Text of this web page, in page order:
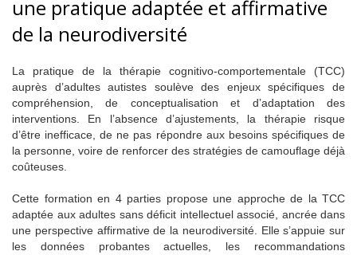
une pratique adaptée et affirmative
de la neurodiversité
La pratique de la thérapie cognitivo-comportementale (TCC)
auprès d’adultes autistes soulève des enjeux spécifiques de
compréhension, de conceptualisation et d’adaptation des
interventions. En l’absence d’ajustements, la thérapie risque
d’être inefficace, de ne pas répondre aux besoins spécifiques de
la personne, voire de renforcer des stratégies de camouflage déjà
coûteuses.
Cette formation en 4 parties propose une approche de la TCC
adaptée aux adultes sans déficit intellectuel associé, ancrée dans
une perspective affirmative de la neurodiversité. Elle s’appuie sur
les données probantes actuelles, les recommandations